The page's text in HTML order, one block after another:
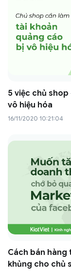
5 việc chủ
vô hiệu hóa
16/11/2020 10:21:04
Cách bán
khủng cho chủ